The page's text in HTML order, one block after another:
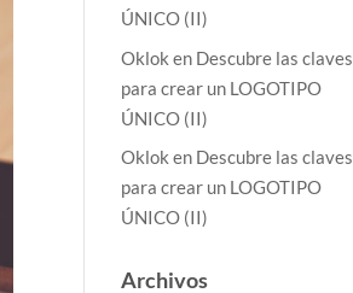
ÚNICO (II)
Oklok en Descubre las claves
para crear un LOGOTIPO
ÚNICO (II)
Oklok en Descubre las claves
para crear un LOGOTIPO
ÚNICO (II)
Archivos